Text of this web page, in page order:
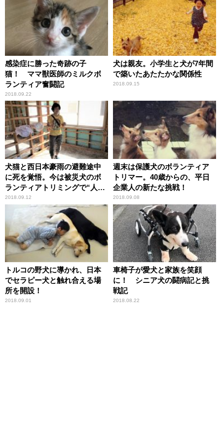
感染症に勝った奇跡の子
猫！ ママ獣医師のミルクボ
ランティア奮闘記
2018.09.22
犬は親友。小学生と犬が7年間
で築いたあたたかな関係性
2018.09.15
犬猫と西日本豪雨の避難途中
に死を覚悟。今は被災犬のボ
ランティアトリミングで“人助
け”
2018.09.12
週末は保護犬のボランティア
トリマー。40歳からの、平日
企業人の新たな挑戦！
2018.09.08
トルコの野犬に導かれ、日本
でセラピー犬と触れ合える場
所を開設！
2018.09.01
車椅子が愛犬と家族を笑顔
に！ シニア犬の闘病記と挑
戦記
2018.08.22